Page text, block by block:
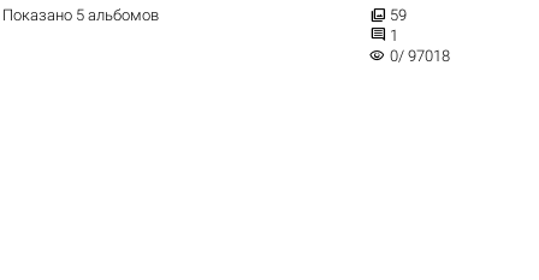
Показано 5 альбомов
 59
 1
visibility 0/ 97018